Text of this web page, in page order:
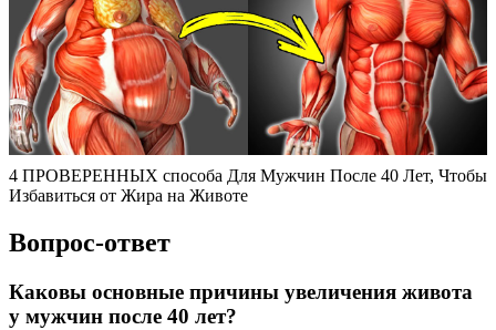
4 ПРОВЕРЕННЫХ способа Для Мужчин После 40 Лет, Чтобы
Избавиться от Жира на Животе
Вопрос-ответ
Каковы основные причины увеличения живота
у мужчин после 40 лет?